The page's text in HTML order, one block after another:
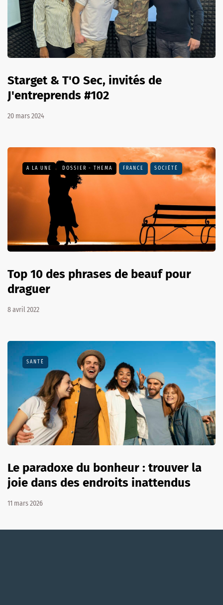
Starget & T'O Sec, invités de
J'entreprends #102
20 mars 2024
A LA UNE DOSSIER - THEMA FRANCE SOCIÉTÉ
Top 10 des phrases de beauf pour
draguer
8 avril 2022
SANTÉ
Le paradoxe du bonheur : trouver la
joie dans des endroits inattendus
11 mars 2026